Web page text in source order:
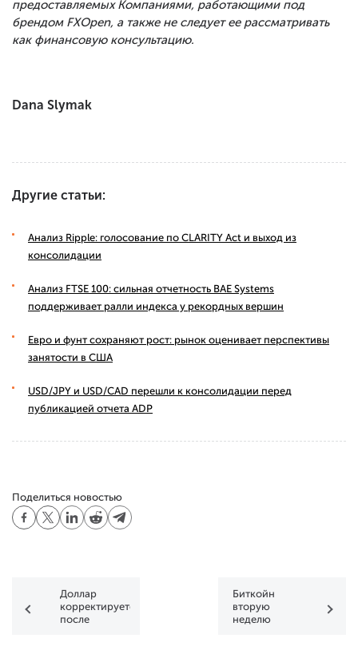
предоставляемых Компаниями, работающими под
брендом FXOpen, а также не следует ее рассматривать
как финансовую консультацию.
Dana Slymak
Другие статьи:
Анализ Ripple: голосование по CLARITY Act и выход из
консолидации
Анализ FTSE 100: сильная отчетность BAE Systems
поддерживает ралли индекса у рекордных вершин
Евро и фунт сохраняют рост: рынок оценивает перспективы
занятости в США
USD/JPY и USD/CAD перешли к консолидации перед
публикацией отчета ADP
Поделиться новостью
Доллар
корректируется
после
Биткойн
вторую
неделю